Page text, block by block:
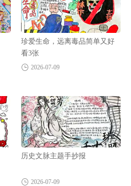
珍爱生命，远离毒品简单又好
看3张
2026-07-09
历史文脉主题手抄报
2026-07-09